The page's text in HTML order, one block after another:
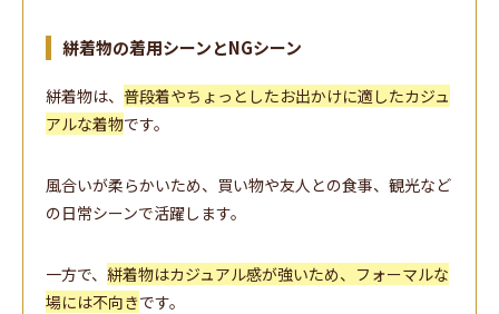
絣着物の着用シーンとNGシーン
絣着物は、 普段着やちょっとしたお出かけに適したカジュ
アルな着物です。
風合いが柔らかいため、買い物や友人との食事、観光など
の日常シーンで活躍します。
一方で、 絣着物はカジュアル感が強いため、フォーマルな
場には不向きです。